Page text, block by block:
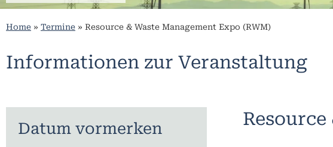
Home » Termine » Resource & Waste Management Expo (RWM)
Informationen zur Veranstaltung
Datum vormerken